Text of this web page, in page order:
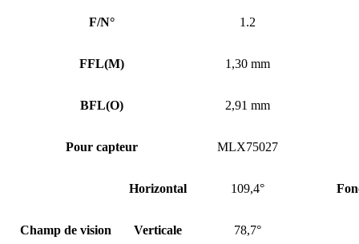
F/N° 1.2
FFL(M) 1,30 mm
BFL(O) 2,91 mm
Pour capteur MLX75027
Champ de vision
Horizontal 109,4°
Verticale 78,7°